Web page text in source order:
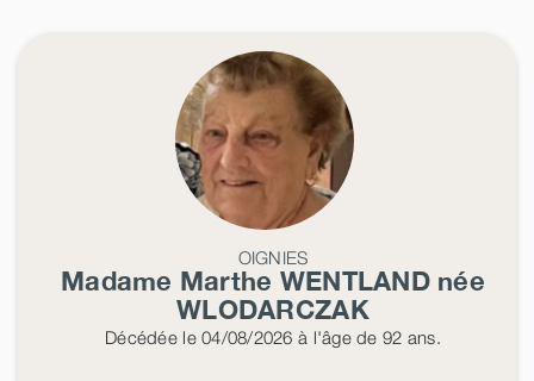
OIGNIES
Madame Marthe WENTLANDnée
WLODARCZAK
Décédéele 04/08/2026 à l'âge de 92 ans.